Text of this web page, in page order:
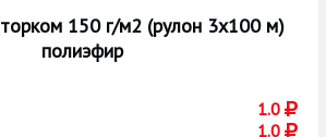
150 г/м2 (рулон 3х100 м)
полиэфир
1.0
1.0